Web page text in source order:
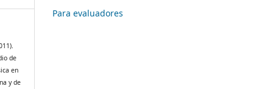
de
en
y de
Para evaluadores